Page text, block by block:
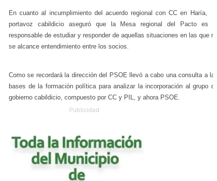
En cuanto al incumplimiento del acuerdo regional con CC en Haría,
portavoz cabildicio aseguró que la Mesa regional del Pacto es
responsable de estudiar y responder de aquellas situaciones en las que
se alcance entendimiento entre los socios.
Como se recordará la dirección del PSOE llevó a cabo una consulta a
bases de la formación política para analizar la incorporación al grupo
gobierno cabildicio, compuesto por CC y PIL, y ahora PSOE.
Publicidad